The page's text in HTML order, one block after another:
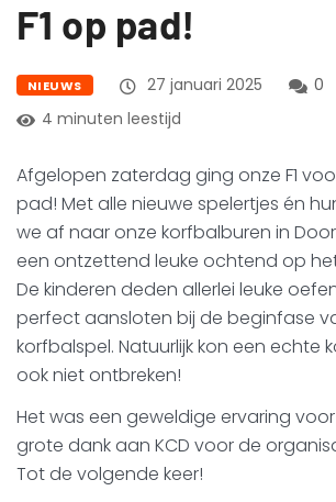
F1 op pad!
NIEUWS 27 januari 2025
0
4 minuten leestijd
Afgelopen zaterdag ging onze F1
pad! Met alle nieuwe spelertjes én
we af naar onze korfbalburen in
een ontzettend leuke ochtend op
De kinderen deden allerlei leuke
perfect aansloten bij de beginfase
korfbalspel. Natuurlijk kon een echte
ook niet ontbreken!
Het was een geweldige ervaring voor
grote dank aan KCD voor de
Tot de volgende keer!